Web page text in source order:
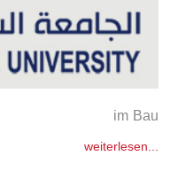
im Bau
weiterlesen...